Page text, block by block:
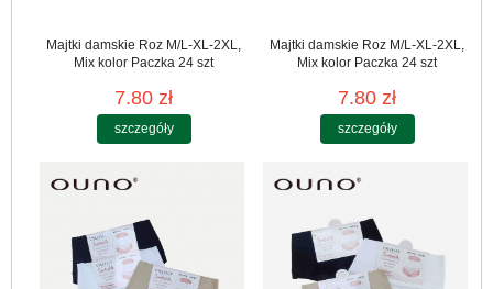
Majtki damskie Roz M/L-XL-2XL,
Mix kolor Paczka 24 szt
7.80 zł
szczegóły
Majtki damskie Roz M/L-XL-2XL,
Mix kolor Paczka 24 szt
7.80 zł
szczegóły